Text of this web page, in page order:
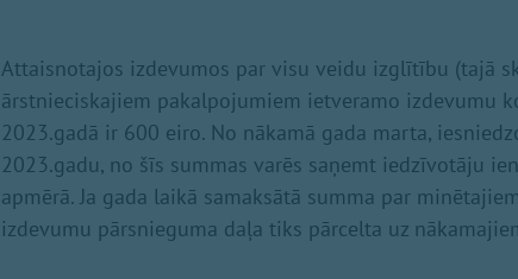
Attaisnotajos izdevumos par visu veidu izglītību (tajā
ārstnieciskajiem pakalpojumiem ietveramo izdevumu
2023.gadā ir 600 eiro. No nākamā gada marta,
2023.gadu, no šīs summas varēs saņemt iedzīvotāju
apmērā. Ja gada laikā samaksātā summa par
izdevumu pārsnieguma daļa tiks pārcelta uz